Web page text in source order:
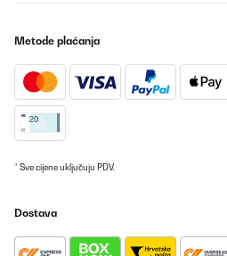
Metode plaćanja
* Sve cijene uključuju PDV.
Dostava